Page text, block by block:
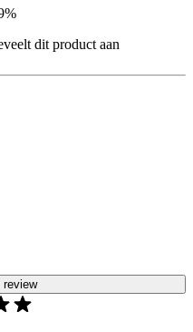
%
dit product aan
review